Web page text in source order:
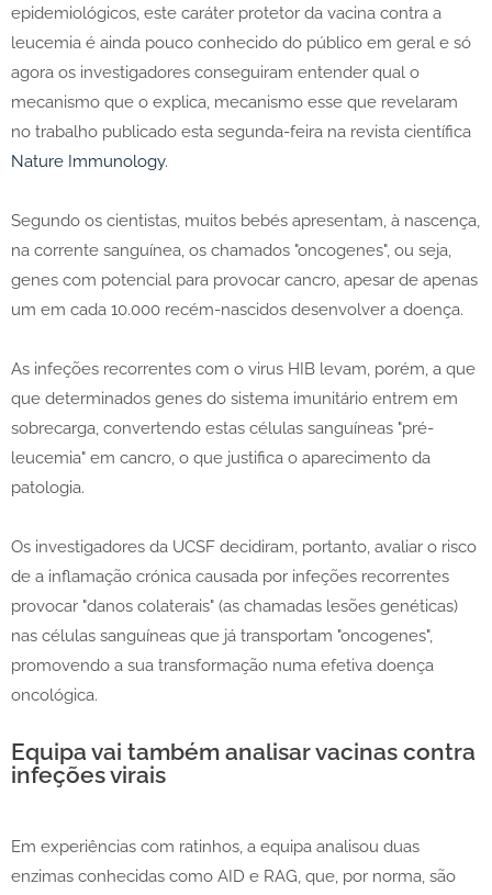
epidemiológicos, este caráter protetor da vacina contra a
leucemia é ainda pouco conhecido do público em geral e só
agora os investigadores conseguiram entender qual o
mecanismo que o explica, mecanismo esse que revelaram
no trabalho publicado esta segunda-feira na revista científica
Nature Immunology.
Segundo os cientistas, muitos bebés apresentam, à nascença,
na corrente sanguínea, os chamados "oncogenes", ou seja,
genes com potencial para provocar cancro, apesar de apenas
um em cada 10.000 recém-nascidos desenvolver a doença.
As infeções recorrentes com o virus HIB levam, porém, a que
que determinados genes do sistema imunitário entrem em
sobrecarga, convertendo estas células sanguíneas "pré-
leucemia" em cancro, o que justifica o aparecimento da
patologia.
Os investigadores da UCSF decidiram, portanto, avaliar o risco
de a inflamação crónica causada por infeções recorrentes
provocar "danos colaterais" (as chamadas lesões genéticas)
nas células sanguíneas que já transportam "oncogenes",
promovendo a sua transformação numa efetiva doença
oncológica.
Equipa vai também analisar vacinas contra
infeções virais
Em experiências com ratinhos, a equipa analisou duas
enzimas conhecidas como AID e RAG, que, por norma, são